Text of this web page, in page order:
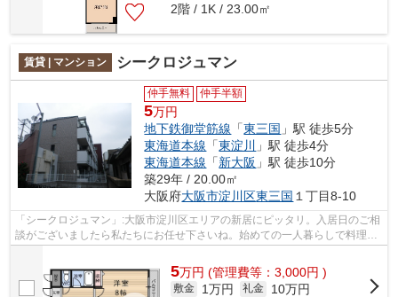
2階 / 1K / 23.00㎡
賃貸 | マンション シークロジュマン
仲手無料 仲手半額
5万円
地下鉄御堂筋線 「東三国 」駅 徒歩5分
東海道本線 「東淀川
」駅 徒歩4分
東海道本線 「新大阪 」駅 徒歩10分
築29年 / 20.00㎡
大阪府大阪市淀川区東三国 １丁目8-10
「シークロジュマン」:大阪市淀川区エリアの新居にピッタリ。入居日のご相
談がございましたら私たちにお任せ下さいね。始めての一人暮らしで料理も
5万円 (管理費等：3,000円 )
敷金 1万円 礼金
10万円